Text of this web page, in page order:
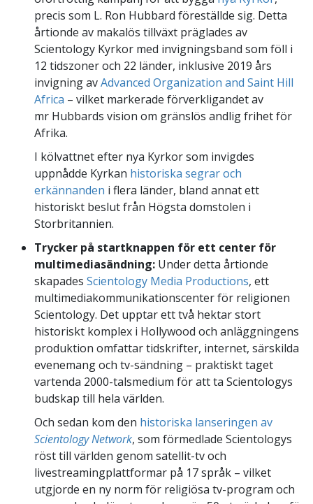
precis som L. Ron Hubbard föreställde sig. Detta
årtionde av makalös tillväxt präglades av
Scientology Kyrkor med invigningsband som föll i
12 tidszoner och 22 länder, inklusive 2019 års
invigning avAdvanced Organization and Saint Hill
Africa – vilket markerade förverkligandet av
mr Hubbards vision om gränslös andlig frihet för
Afrika.
I kölvattnet efter nya Kyrkor som invigdes
uppnådde Kyrkan historiska segrar och
erkännanden i flera länder, bland annat ett
historiskt beslut från Högsta domstolen i
Storbritannien.
Trycker på startknappen för ett center för
multimediasändning: Under detta årtionde
skapades Scientology Media Productions, ett
multimediakommunikationscenter för religionen
Scientology. Det upptar ett två hektar stort
historiskt komplex i Hollywood och anläggningens
produktion omfattar tidskrifter, internet, särskilda
evenemang och tv-sändning – praktiskt taget
vartenda 2000-talsmedium för att ta Scientologys
budskap till hela världen.
Och sedan kom den historiska lanseringen av
Scientology Network, som förmedlade Scientologys
röst till världen genom satellit-tv och
livestreamingplattformar på 17 språk – vilket
utgjorde en ny norm för religiösa tv-program och